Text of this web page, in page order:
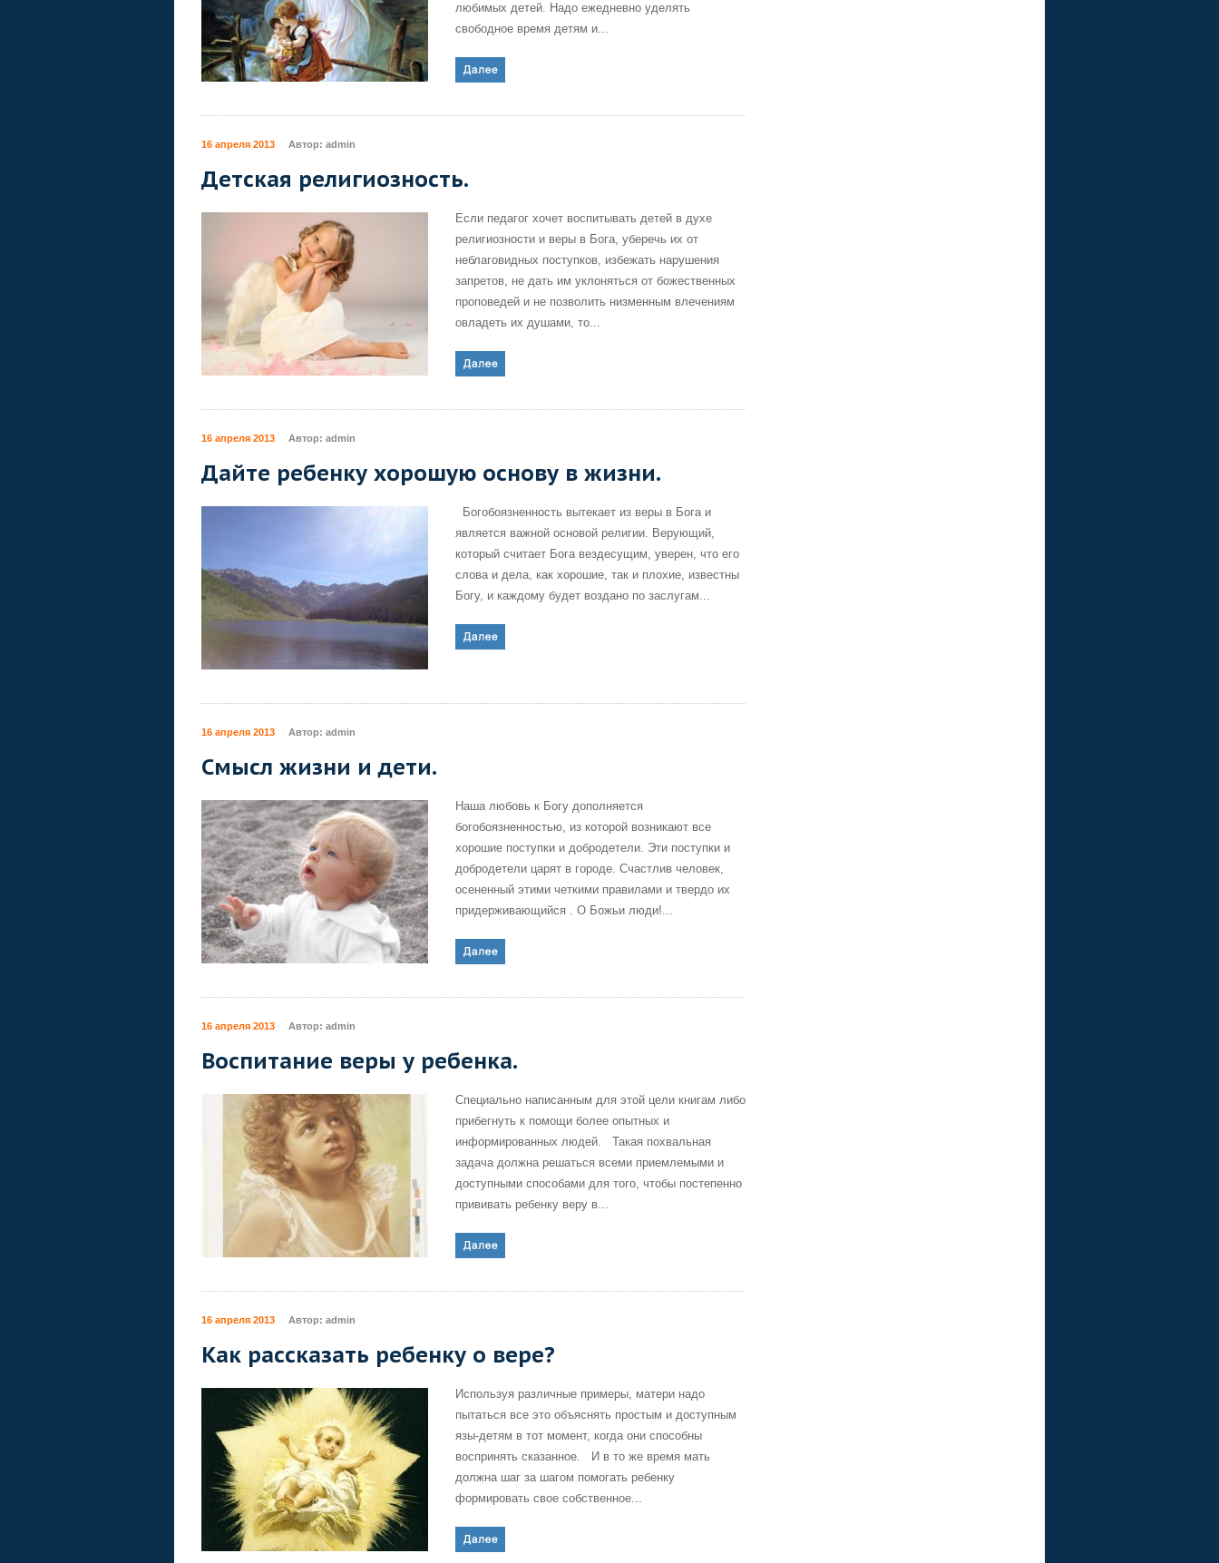
любимых детей. Надо ежедневно уделять
свободное время детям и...
16 апреля 2013 Автор: admin
Детская религиозность.
Если педагог хочет воспитывать детей в духе
религиозности и веры в Бога, уберечь их от
неблаговидных поступков, избежать нарушения
запретов, не дать им уклоняться от божественных
проповедей и не позволить низменным влечениям
овладеть их душами, то...
16 апреля 2013 Автор: admin
Дайте ребенку хорошую основу в жизни.
Богобоязненность вытекает из веры в Бога и
является важной основой религии. Верующий,
который считает Бога вездесущим, уверен, что его
слова и дела, как хорошие, так и плохие, известны
Богу, и каждому будет воздано по заслугам...
16 апреля 2013 Автор: admin
Смысл жизни и дети.
Наша любовь к Богу дополняется
богобоязненностью, из которой возникают все
хорошие поступки и добродетели. Эти поступки и
добродетели царят в городе. Счастлив человек,
осененный этими четкими правилами и твердо их
придерживающийся . О Божьи люди!...
16 апреля 2013 Автор: admin
Воспитание веры у ребенка.
Специально написанным для этой цели книгам либо
прибегнуть к помощи более опытных и
информированных людей. Такая похвальная
задача должна решаться всеми приемлемыми и
доступными способами для того, чтобы постепенно
прививать ребенку веру в...
16 апреля 2013 Автор: admin
Как рассказать ребенку о вере?
Используя различные примеры, матери надо
пытаться все это объяснять простым и доступным
язы-детям в тот момент, когда они способны
воспринять сказанное. И в то же время мать
должна шаг за шагом помогать ребенку
формировать свое собственное...